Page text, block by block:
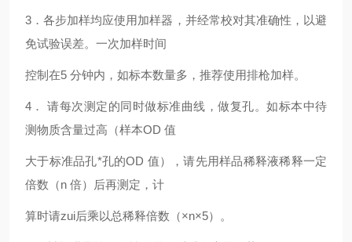
3 ．各步加样均应使用加样器，并经常校对其准确性，以避
免试验误差。一次加样时间
控制在5 分钟内，如标本数量多，推荐使用排枪加样。
4 ． 请每次测定的同时做标准曲线，做复孔。如标本中待
测物质含量过高（样本OD 值
大于标准品孔*孔的OD 值），请先用样品稀释液稀释一定
倍数（n 倍）后再测定，计
算时请zui后乘以总稀释倍数（×n×5）。